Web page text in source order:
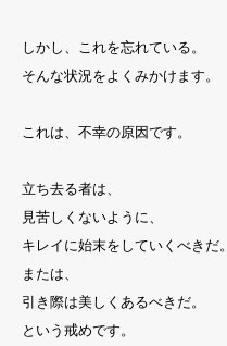
しかし、これを忘れている。
そんな状況をよくみかけます。
これは、不幸の原因です。
立ち去る者は、
見苦しくないように、
キレイに始末をしていくべきだ。
または、
引き際は美しくあるべきだ。
という戒めです。